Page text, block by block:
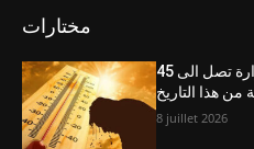
مختارات
أحوال الطقس: درجات الحرارة تصل الى 45
من هذا التاريخ
8 juillet 2026